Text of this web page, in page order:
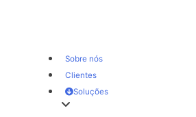
Sobre nós
Clientes
Soluções